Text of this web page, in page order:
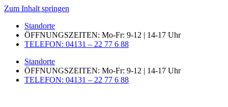
Zum Inhalt springen
Standorte
ÖFFNUNGSZEITEN: Mo-Fr: 9-12 | 14-17 Uhr
TELEFON: 04131 – 22 77 6 88
Standorte
ÖFFNUNGSZEITEN: Mo-Fr: 9-12 | 14-17 Uhr
TELEFON: 04131 – 22 77 6 88